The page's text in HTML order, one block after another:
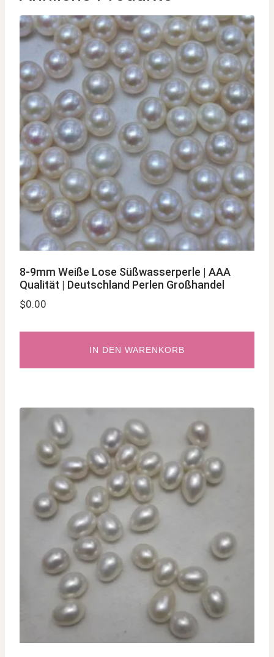
8-9mm Weiße Lose Süßwasserperle | AAA
Qualität | Deutschland Perlen Großhandel
$0.00
IN DEN WARENKORB